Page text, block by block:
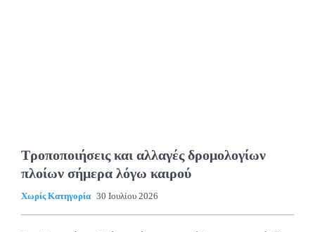
Τροποποιήσεις και αλλαγές δρομολογίων
πλοίων σήμερα λόγω καιρού
Χωρίς Κατηγορία 30 Ιουλίου 2026